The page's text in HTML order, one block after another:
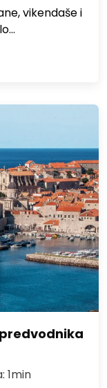
vikendaše i
1min